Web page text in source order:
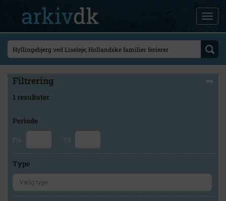
Filtrering
1 resultater
Periode
Fra Til
Type